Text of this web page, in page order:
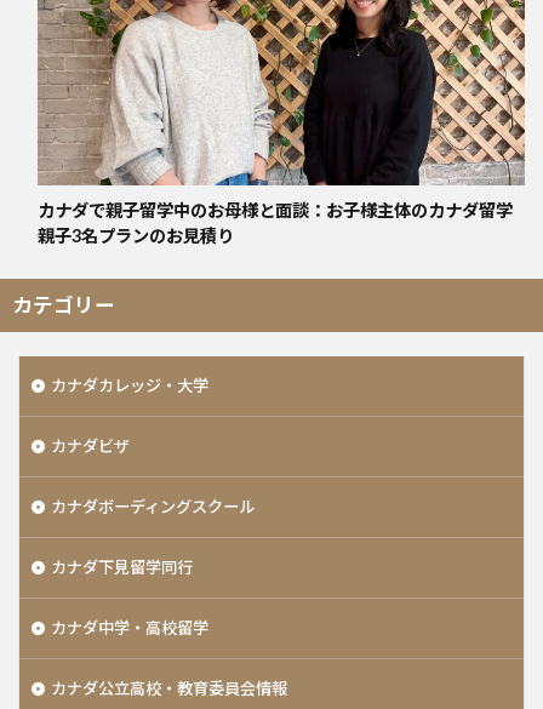
カナダで親子留学中のお母様と面談：お子様主体のカナダ留学
親子3名プランのお見積り
カテゴリー
カナダカレッジ・大学
カナダビザ
カナダボーディングスクール
カナダ下見留学同行
カナダ中学・高校留学
カナダ公立高校・教育委員会情報